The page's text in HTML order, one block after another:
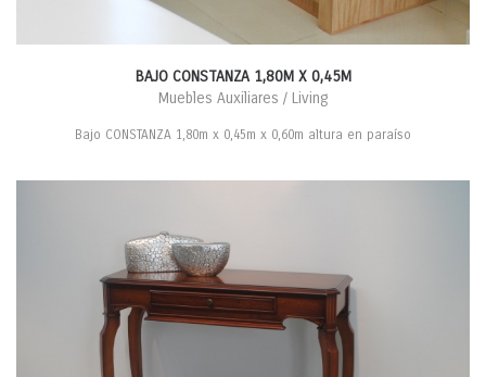
BAJO CONSTANZA 1,80M X 0,45M
Muebles Auxiliares / Living
Bajo CONSTANZA 1,80m x 0,45m x 0,60m altura en paraíso